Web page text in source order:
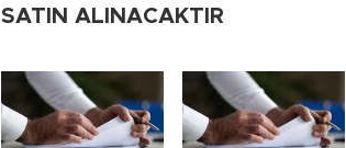
SATIN ALINACAKTIR